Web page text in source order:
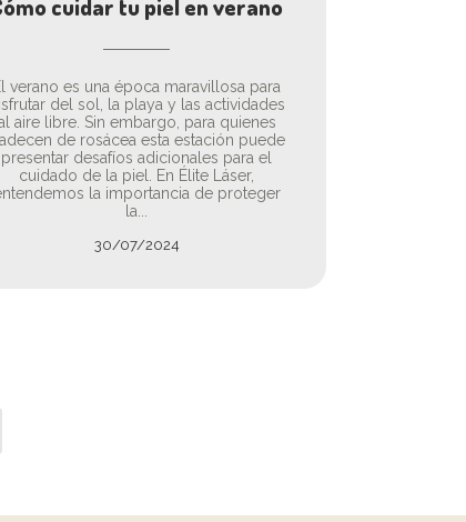
cuidar tu piel en verano
verano es una época maravillosa para
del sol, la playa y las actividades
aire libre. Sin embargo, para quienes
de rosácea esta estación puede
presentar desafíos adicionales para el
cuidado de la piel. En Élite Láser,
la importancia de proteger
la...
30/07/2024